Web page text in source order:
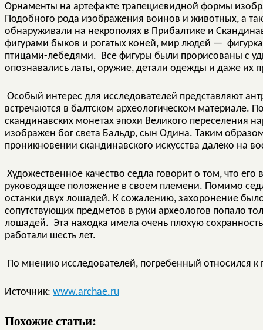
Орнаменты на артефакте трапециевидной формы
Подобного рода изображения воинов и животных, а
обнаруживали на некрополях в Прибалтике и
фигурами быков и рогатых коней, мир людей —
птицами-лебедями. Все фигуры были прорисованы с
опознавались латы, оружие, детали одежды и даже их
Особый интерес для исследователей представляют
встречаются в балтском археологическом материале.
скандинавских монетах эпохи Великого переселения
изображен бог света Бальдр, сын Одина. Таким
проникновении скандинавского искусства далеко на
Художественное качество седла говорит о том, что
руководящее положение в своем племени. Помимо
останки двух лошадей. К сожалению, захоронение
сопутствующих предметов в руки археологов попало
лошадей. Эта находка имела очень плохую
работали шесть лет.
По мнению исследователей, погребенный относился к
Источник: www.archae.ru
Похожие статьи: